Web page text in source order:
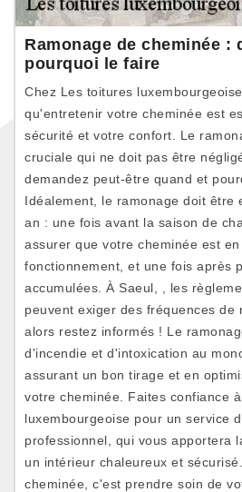
Ramonage de cheminée :
pourquoi le faire
Chez Les toitures
qu'entretenir votre cheminée est
sécurité et votre confort. Le
cruciale qui ne doit pas être
demandez peut-être quand et
Idéalement, le ramonage doit être
an : une fois avant la saison de
assurer que votre cheminée est
fonctionnement, et une fois après
accumulées. À Saeul, , les
peuvent exiger des fréquences de
alors restez informés ! Le
d'incendie et d'intoxication au
assurant un bon tirage et en
votre cheminée. Faites confiance
luxembourgeoise pour un service
professionnel, qui vous apportera
un intérieur chaleureux et
cheminée, c'est prendre soin de